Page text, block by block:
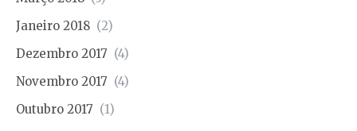
Janeiro 2018 (2)
Dezembro 2017 (4)
Novembro 2017 (4)
Outubro 2017 (1)